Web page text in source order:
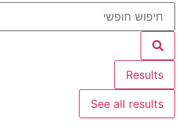
Results
See all results